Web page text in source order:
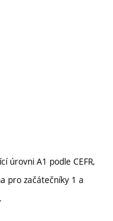
úrovni A1 podle CEFR,
pro začátečníky 1 a